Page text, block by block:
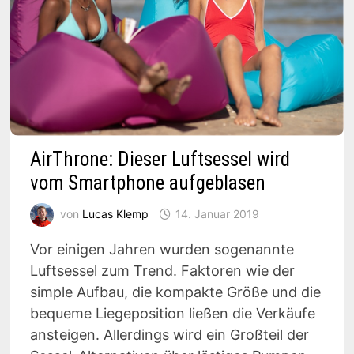
AirThrone: Dieser Luftsessel wird
vom Smartphone aufgeblasen
von Lucas Klemp 14. Januar 2019
Vor einigen Jahren wurden sogenannte
Luftsessel zum Trend. Faktoren wie der
simple Aufbau, die kompakte Größe und die
bequeme Liegeposition ließen die Verkäufe
ansteigen. Allerdings wird ein Großteil der